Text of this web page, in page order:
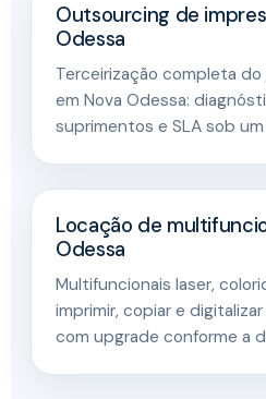
Outsourcing de
Odessa
Terceirização completa
em Nova Odessa:
suprimentos e SLA sob
Locação de
Odessa
Multifuncionais laser,
imprimir, copiar e
com upgrade conforme a